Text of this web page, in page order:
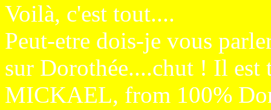
Voilà, c'est tout....
Peut-etre dois-je vous
sur Dorothée....chut ! Il
MICKAEL, from 100%